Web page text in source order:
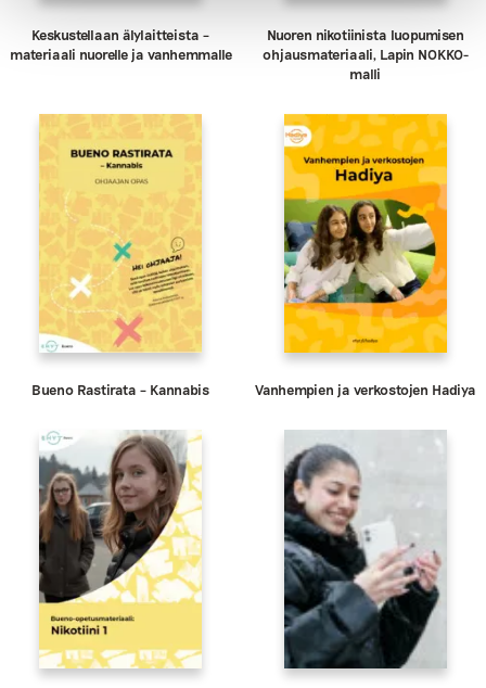
Keskustellaan älylaitteista –
materiaali nuorelle ja vanhemmalle
Nuoren nikotiinista luopumisen
ohjausmateriaali, Lapin NOKKO-
malli
Bueno Rastirata – Kannabis Vanhempien ja verkostojen Hadiya